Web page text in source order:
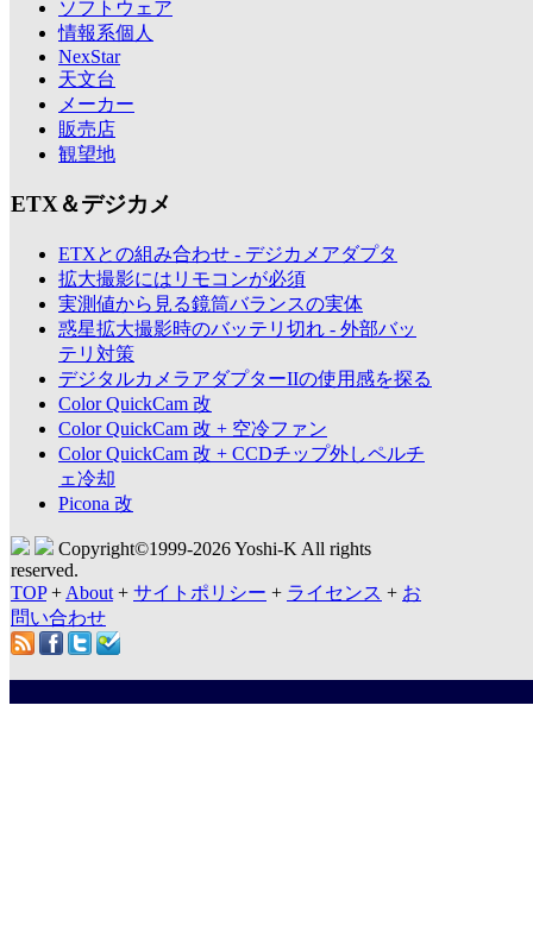
ソフトウェア
情報系個人
NexStar
天文台
メーカー
販売店
観望地
ETX＆デジカメ
ETXとの組み合わせ - デジカメアダプタ
拡大撮影にはリモコンが必須
実測値から見る鏡筒バランスの実体
惑星拡大撮影時のバッテリ切れ - 外部バッ
テリ対策
デジタルカメラアダプターIIの使用感を探る
Color QuickCam 改
Color QuickCam 改 + 空冷ファン
Color QuickCam 改 + CCDチップ外しペルチ
ェ冷却
Picona 改
Copyright©1999-2026 Yoshi-K All rights
reserved.
TOP+ About + サイトポリシー + ライセンス + お
問い合わせ